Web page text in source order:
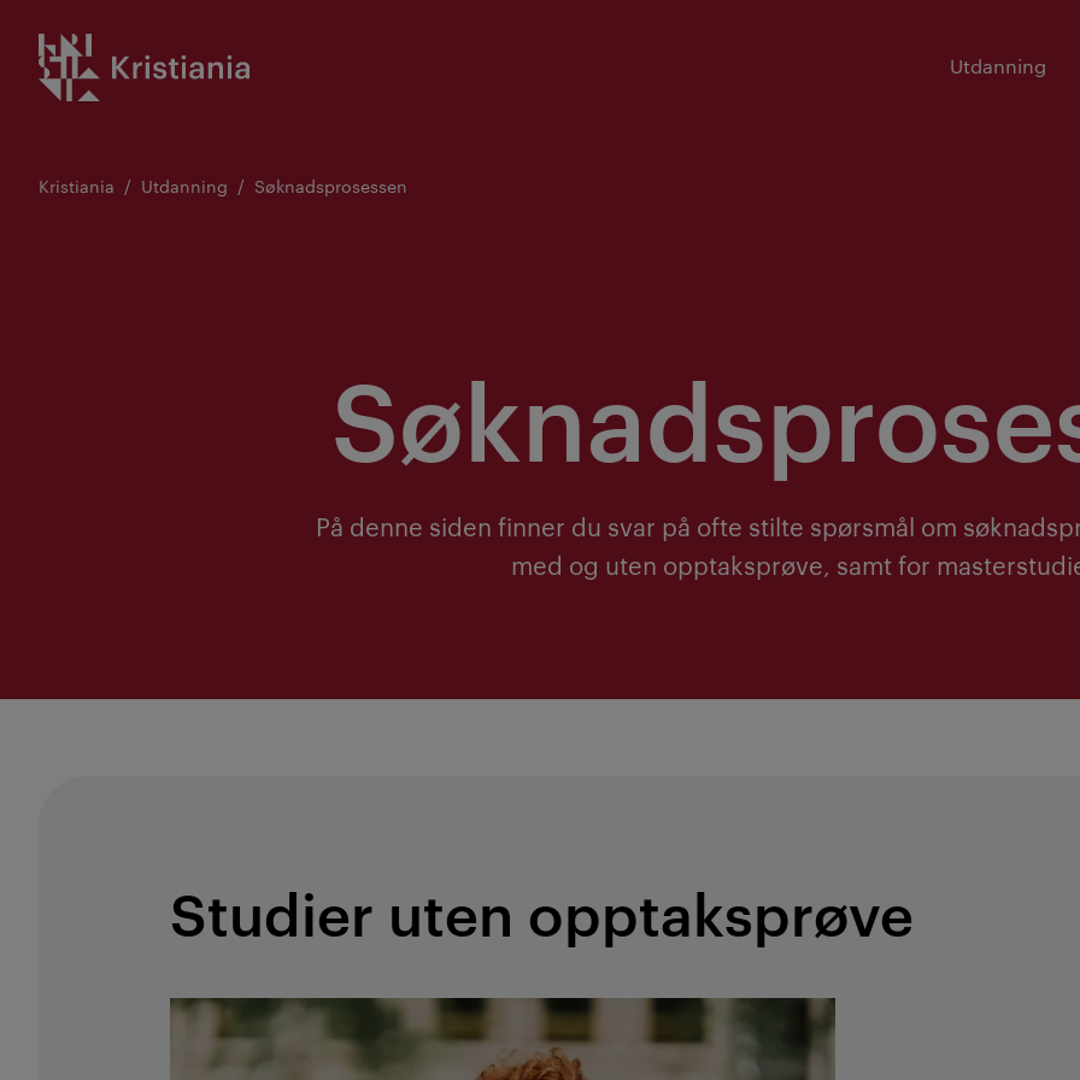
Gå
til
innhold
Kristiania logo
Utdanning
Kristiania Utdanning Søknadsprosessen
På denne siden finner du svar på ofte stilte spørsmål om
med og uten opptaksprøve, samt for
Studier uten opptaksprøve